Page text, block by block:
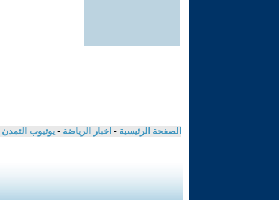
الصفحة الرئيسية - اخبار الرياضة - يوتيوب التمدن